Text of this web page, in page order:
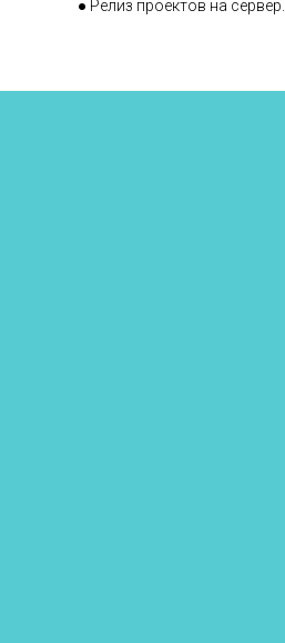
● Релиз проектов на сервер.